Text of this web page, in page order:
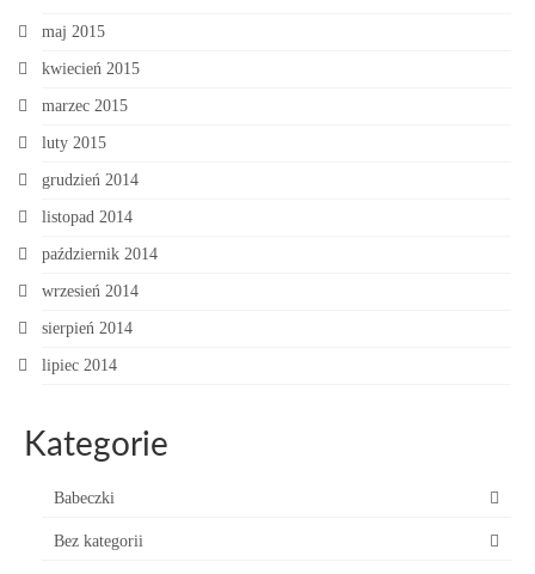
maj 2015
kwiecień 2015
marzec 2015
luty 2015
grudzień 2014
listopad 2014
październik 2014
wrzesień 2014
sierpień 2014
lipiec 2014
Kategorie
Babeczki
Bez kategorii